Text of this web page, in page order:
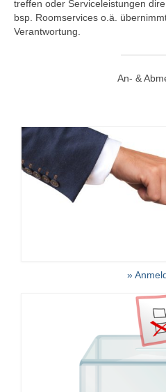
treffen oder Serviceleistungen
bsp. Roomservices o.ä.
Verantwortung.
An- &
»